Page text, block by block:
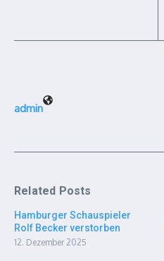
admin
Related Posts
Hamburger Schauspieler
Rolf Becker verstorben
12. Dezember 2025